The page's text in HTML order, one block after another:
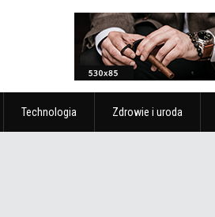
Technologia Zdrowie i uroda